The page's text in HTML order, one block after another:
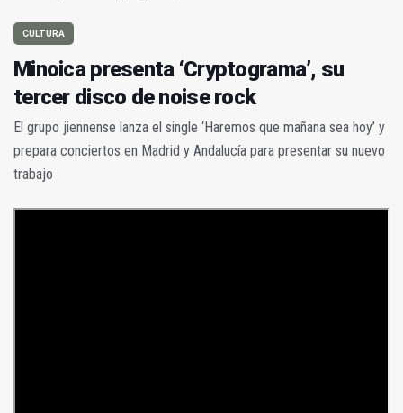
CULTURA
Minoica presenta ‘Cryptograma’, su
tercer disco de noise rock
El grupo jiennense lanza el single ‘Haremos que mañana sea hoy’ y
prepara conciertos en Madrid y Andalucía para presentar su nuevo
trabajo